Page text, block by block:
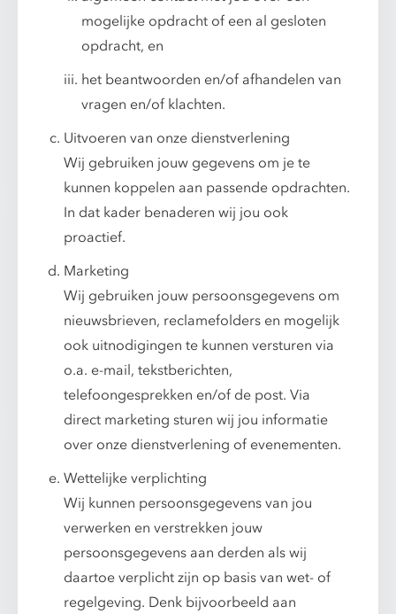
mogelijke opdracht of een al gesloten
opdracht, en
het beantwoorden en/of afhandelen van
vragen en/of klachten.
Uitvoeren van onze dienstverlening
Wij gebruiken jouw gegevens om je te
kunnen koppelen aan passende opdrachten.
In dat kader benaderen wij jou ook
proactief.
Marketing
Wij gebruiken jouw persoonsgegevens om
nieuwsbrieven, reclamefolders en mogelijk
ook uitnodigingen te kunnen versturen via
o.a. e-mail, tekstberichten,
telefoongesprekken en/of de post. Via
direct marketing sturen wij jou informatie
over onze dienstverlening of evenementen.
Wettelijke verplichting
Wij kunnen persoonsgegevens van jou
verwerken en verstrekken jouw
persoonsgegevens aan derden als wij
daartoe verplicht zijn op basis van wet- of
regelgeving. Denk bijvoorbeeld aan